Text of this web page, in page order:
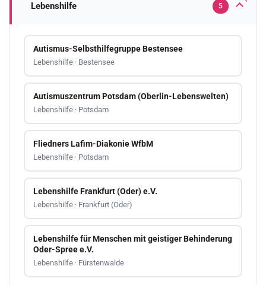
Lebenshilfe 5
Autismus-Selbsthilfegruppe Bestensee
Lebenshilfe · Bestensee
Autismuszentrum Potsdam (Oberlin-Lebenswelten)
Lebenshilfe · Potsdam
Fliedners Lafim-Diakonie WfbM
Lebenshilfe · Potsdam
Lebenshilfe Frankfurt (Oder) e.V.
Lebenshilfe · Frankfurt (Oder)
Lebenshilfe für Menschen mit geistiger Behinderung
Oder-Spree e.V.
Lebenshilfe · Fürstenwalde